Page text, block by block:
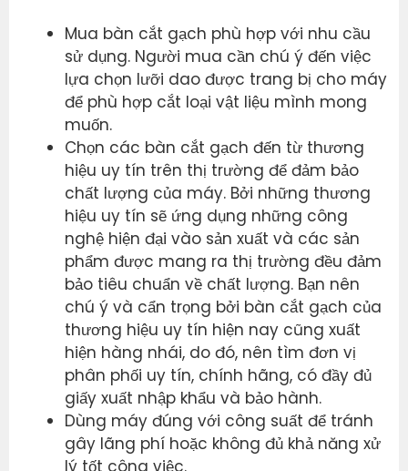
Mua bàn cắt gạch phù hợp với nhu cầu
sử dụng. Người mua cần chú ý đến việc
lựa chọn lưỡi dao được trang bị cho máy
để phù hợp cắt loại vật liệu mình mong
muốn.
Chọn các bàn cắt gạch đến từ thương
hiệu uy tín trên thị trường để đảm bảo
chất lượng của máy. Bởi những thương
hiệu uy tín sẽ ứng dụng những công
nghệ hiện đại vào sản xuất và các sản
phẩm được mang ra thị trường đều đảm
bảo tiêu chuẩn về chất lượng. Bạn nên
chú ý và cẩn trọng bởi bàn cắt gạch của
thương hiệu uy tín hiện nay cũng xuất
hiện hàng nhái, do đó, nên tìm đơn vị
phân phối uy tín, chính hãng, có đầy đủ
giấy xuất nhập khẩu và bảo hành.
Dùng máy đúng với công suất để tránh
gây lãng phí hoặc không đủ khả năng xử
lý tốt công việc.